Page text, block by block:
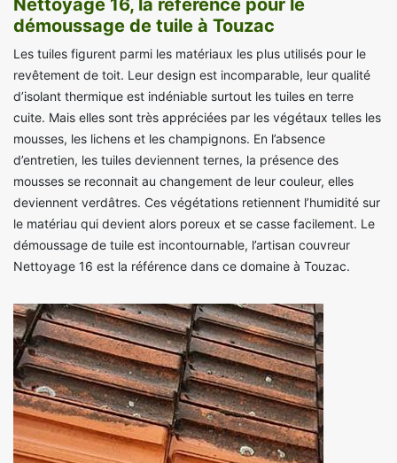
Nettoyage 16, la référence pour le
démoussage de tuile à Touzac
Les tuiles figurent parmi les matériaux les plus utilisés pour le
revêtement de toit. Leur design est incomparable, leur qualité
d’isolant thermique est indéniable surtout les tuiles en terre
cuite. Mais elles sont très appréciées par les végétaux telles les
mousses, les lichens et les champignons. En l’absence
d’entretien, les tuiles deviennent ternes, la présence des
mousses se reconnait au changement de leur couleur, elles
deviennent verdâtres. Ces végétations retiennent l’humidité sur
le matériau qui devient alors poreux et se casse facilement. Le
démoussage de tuile est incontournable, l’artisan couvreur
Nettoyage 16 est la référence dans ce domaine à Touzac.